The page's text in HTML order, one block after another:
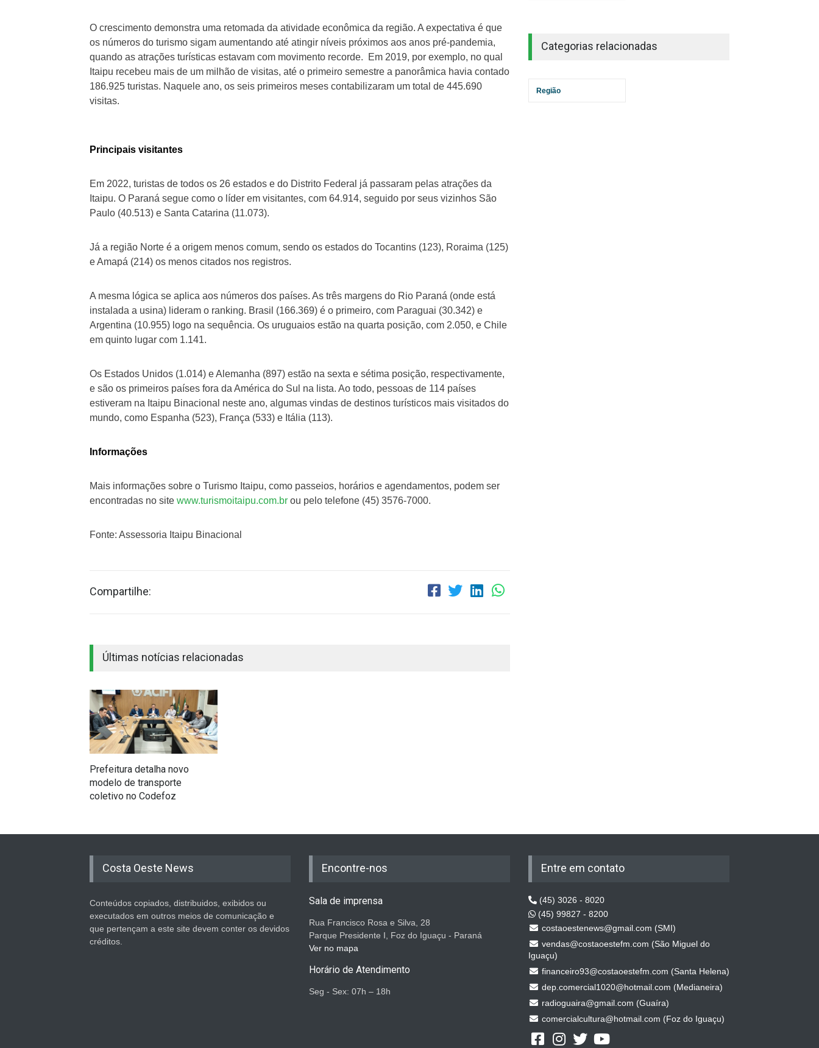
O crescimento demonstra uma retomada da atividade econômica da região. A expectativa é que
os números do turismo sigam aumentando até atingir níveis próximos aos anos pré-pandemia,
quando as atrações turísticas estavam com movimento recorde. Em 2019, por exemplo, no qual
Itaipu recebeu mais de um milhão de visitas, até o primeiro semestre a panorâmica havia contado
186.925 turistas. Naquele ano, os seis primeiros meses contabilizaram um total de 445.690
visitas.
Principais visitantes
Em 2022, turistas de todos os 26 estados e do Distrito Federal já passaram pelas atrações da
Itaipu. O Paraná segue como o líder em visitantes, com 64.914, seguido por seus vizinhos São
Paulo (40.513) e Santa Catarina (11.073).
Já a região Norte é a origem menos comum, sendo os estados do Tocantins (123), Roraima (125)
e Amapá (214) os menos citados nos registros.
A mesma lógica se aplica aos números dos países. As três margens do Rio Paraná (onde está
instalada a usina) lideram o ranking. Brasil (166.369) é o primeiro, com Paraguai (30.342) e
Argentina (10.955) logo na sequência. Os uruguaios estão na quarta posição, com 2.050, e Chile
em quinto lugar com 1.141.
Os Estados Unidos (1.014) e Alemanha (897) estão na sexta e sétima posição, respectivamente,
e são os primeiros países fora da América do Sul na lista. Ao todo, pessoas de 114 países
estiveram na Itaipu Binacional neste ano, algumas vindas de destinos turísticos mais visitados do
mundo, como Espanha (523), França (533) e Itália (113).
Informações
Mais informações sobre o Turismo Itaipu, como passeios, horários e agendamentos, podem ser
encontradas no site www.turismoitaipu.com.br ou pelo telefone (45) 3576-7000.
Fonte: Assessoria Itaipu Binacional
Compartilhe:
Últimas notícias relacionadas
Prefeitura detalha novo
modelo de transporte
coletivo no Codefoz
Categorias relacionadas
Região
Costa Oeste News
Conteúdos copiados, distribuidos, exibidos ou
executados em outros meios de comunicação e
que pertençam a este site devem conter os devidos
créditos.
Encontre-nos
Sala de imprensa
Rua Francisco Rosa e Silva, 28
Parque Presidente I, Foz do Iguaçu - Paraná
Ver no mapa
Horário de Atendimento
Seg - Sex: 07h – 18h
Entre em contato
(45) 3026 - 8020
(45) 99827 - 8200
costaoestenews@gmail.com (SMI)
vendas@costaoestefm.com (São Miguel do
Iguaçu)
financeiro93@costaoestefm.com (Santa Helena)
dep.comercial1020@hotmail.com (Medianeira)
radioguaira@gmail.com (Guaíra)
comercialcultura@hotmail.com (Foz do Iguaçu)